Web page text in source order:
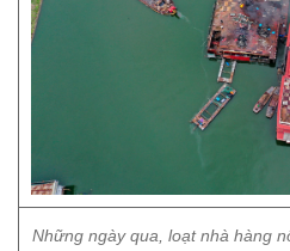
Những ngày qua, loạt nhà hàng